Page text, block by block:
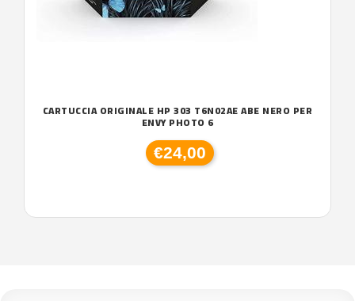
CARTUCCIA ORIGINALE HP 303 T6N02AE ABE NERO PER
ENVY PHOTO 6
€24,00